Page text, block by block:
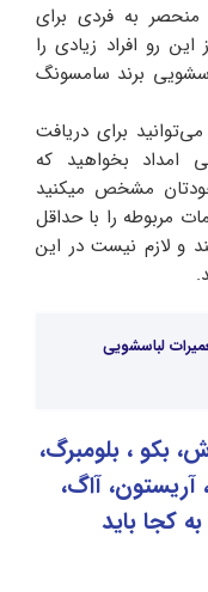
به فردی برای
رو افراد زیادی را
برند سامسونگ
برای دریافت
بخواهید که
مشخص میکنید
مربوطه را با حداقل
و لازم نیست در این
لباسشویی
بکو ، بلومبرگ،
آاگ،
کجا باید